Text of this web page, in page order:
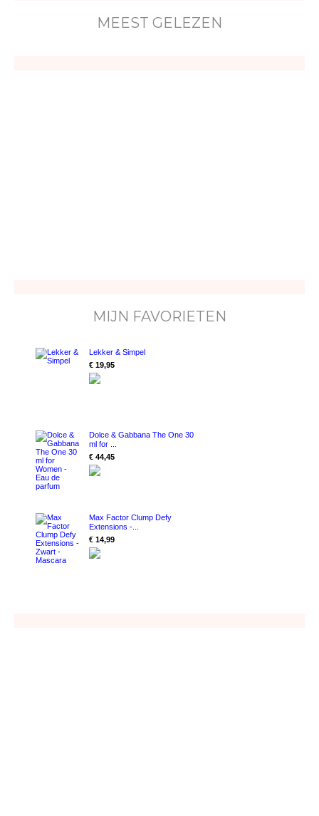
MEEST GELEZEN
MIJN FAVORIETEN
Lekker & Simpel
€ 19,95
Dolce & Gabbana The One 30
ml for ...
€ 44,45
Max Factor Clump Defy
Extensions -...
€ 14,99